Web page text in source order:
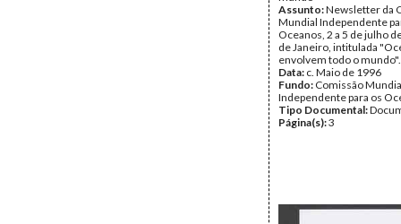
Assunto:Newsletter da
Mundial Independente
Oceanos, 2 a 5 de julho
de Janeiro, intitulada
envolvem todo o mundo".
Data: c. Maio de 1996
Fundo: Comissão
Independente para os
Tipo Documental:
Página(s):3